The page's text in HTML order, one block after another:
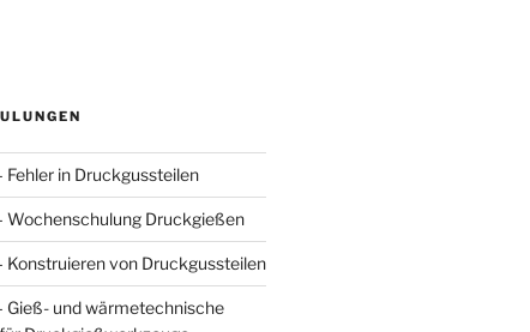
Fehler in Druckgussteilen
Wochenschulung Druckgießen
Konstruieren von Druckgussteilen
Gieß- und wärmetechnische